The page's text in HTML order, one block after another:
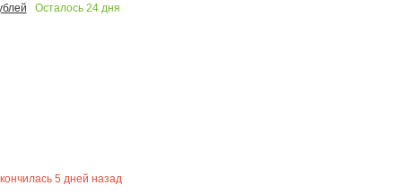
Осталось 24дня
5 дней назад